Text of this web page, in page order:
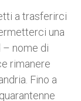
a trasferirci
una
– nome di
rimanere
Fino a